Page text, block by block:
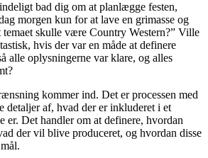
bad dig om at planlægge festen,
morgen kun for at lave en grimasse og
temaet skulle være Country Western?” Ville
hvis der var en måde at definere
alle oplysningerne var klare, og alles
kommer ind. Det er processen med
detaljer af, hvad der er inkluderet i et
er. Det handler om at definere, hvordan
der vil blive produceret, og hvordan disse